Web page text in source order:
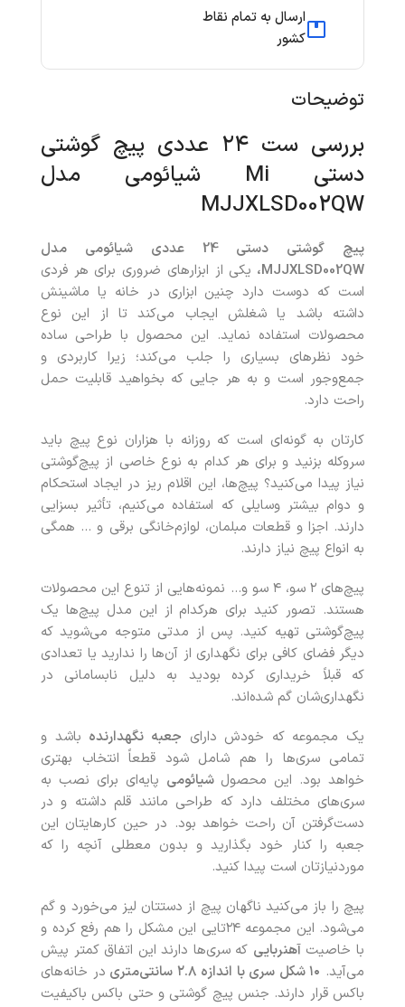
ارسال به تمام نقاط
کشور
توضیحات
بررسی ست ۲۴ عددی پیچ‌ گوشتی
دستی Mi شیائومی مدل
MJJXLSD002QW
پیچ‌ گوشتی دستی 24 عددی شیائومی مدل
MJJXLSD002QW، یکی از ابزارهای ضروری برای هر فردی
است که دوست دارد چنین ابزاری در خانه یا ماشینش
داشته باشد یا شغلش ایجاب می‌کند تا از این نوع
محصولات استفاده نماید. این محصول با طراحی ساده
خود نظرهای بسیاری را جلب می‌کند؛ زیرا کاربردی و
جمع‌وجور است و به هر جایی که بخواهید قابلیت حمل
راحت دارد.
کارتان به‌ گونه‌ای است که روزانه با هزاران نوع پیچ باید
سروکله بزنید و برای هر کدام به نوع خاصی از پیچ‌گوشتی
نیاز پیدا می‌کنید؟ پیچ‌ها، این اقلام ریز در ایجاد استحکام
و دوام بیشتر وسایلی که استفاده می‌کنیم، تأثیر بسزایی
دارند. اجزا و قطعات مبلمان، لوازم‌خانگی برقی و … همگی
به انواع پیچ نیاز دارند.
پیچ‌های ۲ سو، ۴ سو و… نمونه‌هایی از تنوع این محصولات
هستند. تصور کنید برای هرکدام از این مدل پیچ‌ها یک
پیچ‌گوشتی تهیه کنید. پس از مدتی متوجه می‌شوید که
دیگر فضای کافی برای نگهداری از آن‌ها را ندارید یا تعدادی
که قبلاً خریداری کرده بودید به دلیل نابسامانی در
نگهداری‌شان گم شده‌اند.
یک مجموعه که خودش دارای جعبه نگهدارنده باشد و
تمامی سری‌ها را هم شامل شود قطعاً انتخاب بهتری
خواهد بود. این محصولشیائومی پایه‌ای برای نصب به
سری‌های مختلف دارد که طراحی مانند قلم داشته و در
دست‌گرفتن آن راحت خواهد بود. در حین کارهایتان این
جعبه را کنار خود بگذارید و بدون معطلی آنچه را که
موردنیازتان است پیدا کنید.
پیچ را باز می‌کنید ناگهان پیچ از دستتان لیز می‌خورد و گم
می‌شود. این مجموعه ۲۴تایی این مشکل را هم رفع کرده و
با خاصیتآهنربایی که سری‌ها دارند این اتفاق کمتر پیش
می‌آید. ۱۰ شکل سری با اندازه ۲.۸ سانتی‌متری
در خانه‌های
باکس قرار دارند. جنس پیچ‌ گوشتی و حتی باکس باکیفیت